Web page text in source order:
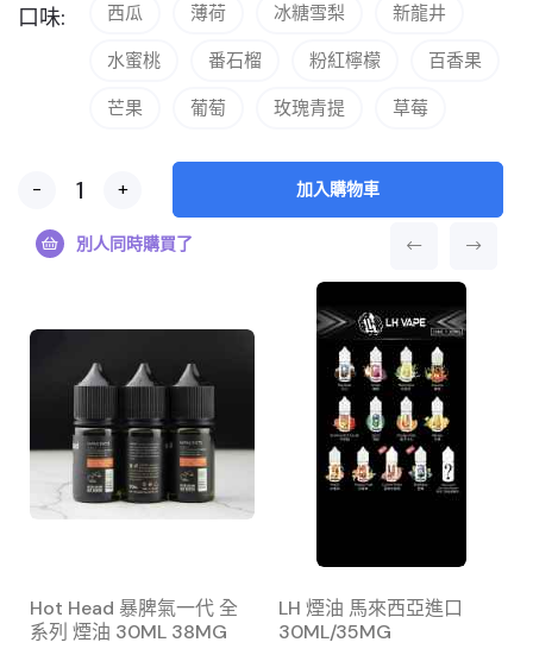
口味: 西瓜 薄荷 冰糖雪梨
新龍井
水蜜桃
番石榴 粉紅檸檬
百香果
芒果
葡萄 玫瑰青提 草莓
- + 加入購物車
別人同時購買了
Hot Head 暴脾氣一代 全
系列 煙油 30ML 38MG
LH 煙油 馬來西亞進口
30ML/35MG